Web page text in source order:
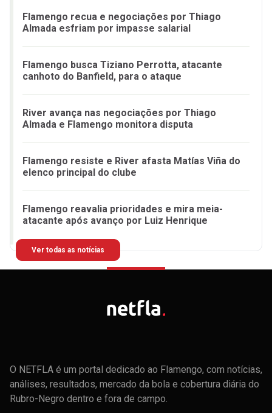
Flamengo recua e negociações por Thiago
Almada esfriam por impasse salarial
Flamengo busca Tiziano Perrotta, atacante
canhoto do Banfield, para o ataque
River avança nas negociações por Thiago
Almada e Flamengo monitora disputa
Flamengo resiste e River afasta Matías Viña do
elenco principal do clube
Flamengo reavalia prioridades e mira meia-
atacante após avanço por Luiz Henrique
Ver todas as notícias
O NETFLA é um portal dedicado ao Flamengo, com notícias,
análises, resultados, mercado da bola e cobertura diária do
Rubro-Negro dentro e fora de campo.